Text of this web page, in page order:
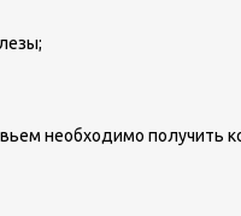
необходимо получить